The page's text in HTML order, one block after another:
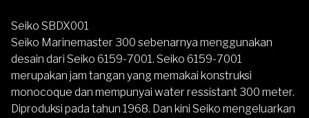
Seiko SBDX001
Seiko Marinemaster 300 sebenarnya menggunakan
desain dari Seiko 6159-7001. Seiko 6159-7001
merupakan jam tangan yang memakai konstruksi
monocoque dan mempunyai water ressistant 300 meter.
Diproduksi pada tahun 1968. Dan kini Seiko mengeluarkan